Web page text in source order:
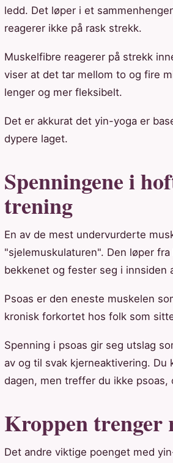
ledd. Det løper i et
reagerer ikke på rask strekk.
Muskelfibre reagerer på strekk
viser at det tar mellom to og fire
lenger og mer fleksibelt.
Det er akkurat det yin-yoga er
dypere laget.
Spenningene i
trening
En av de mest undervurderte
"sjelemuskulaturen". Den løper
bekkenet og fester seg i innsiden
Psoas er den eneste muskelen
kronisk forkortet hos folk som
Spenning i psoas gir seg utslag
av og til svak kjerneaktivering.
dagen, men treffer du ikke
Kroppen trenger
Det andre viktige poenget med